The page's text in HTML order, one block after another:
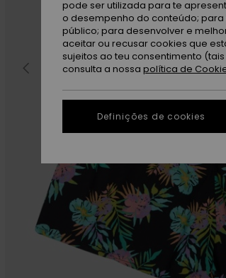
pode ser utilizada para te
o desempenho do conteúdo;
público; para desenvolver e
aceitar ou recusar cookies que
sujeitos ao teu consentimento
consulta a nossa política de
Definições de cookies